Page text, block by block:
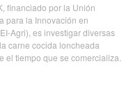
financiado por la Unión
para la Innovación en
Agri), es investigar diversas
carne cocida loncheada
tiempo que se comercializa.